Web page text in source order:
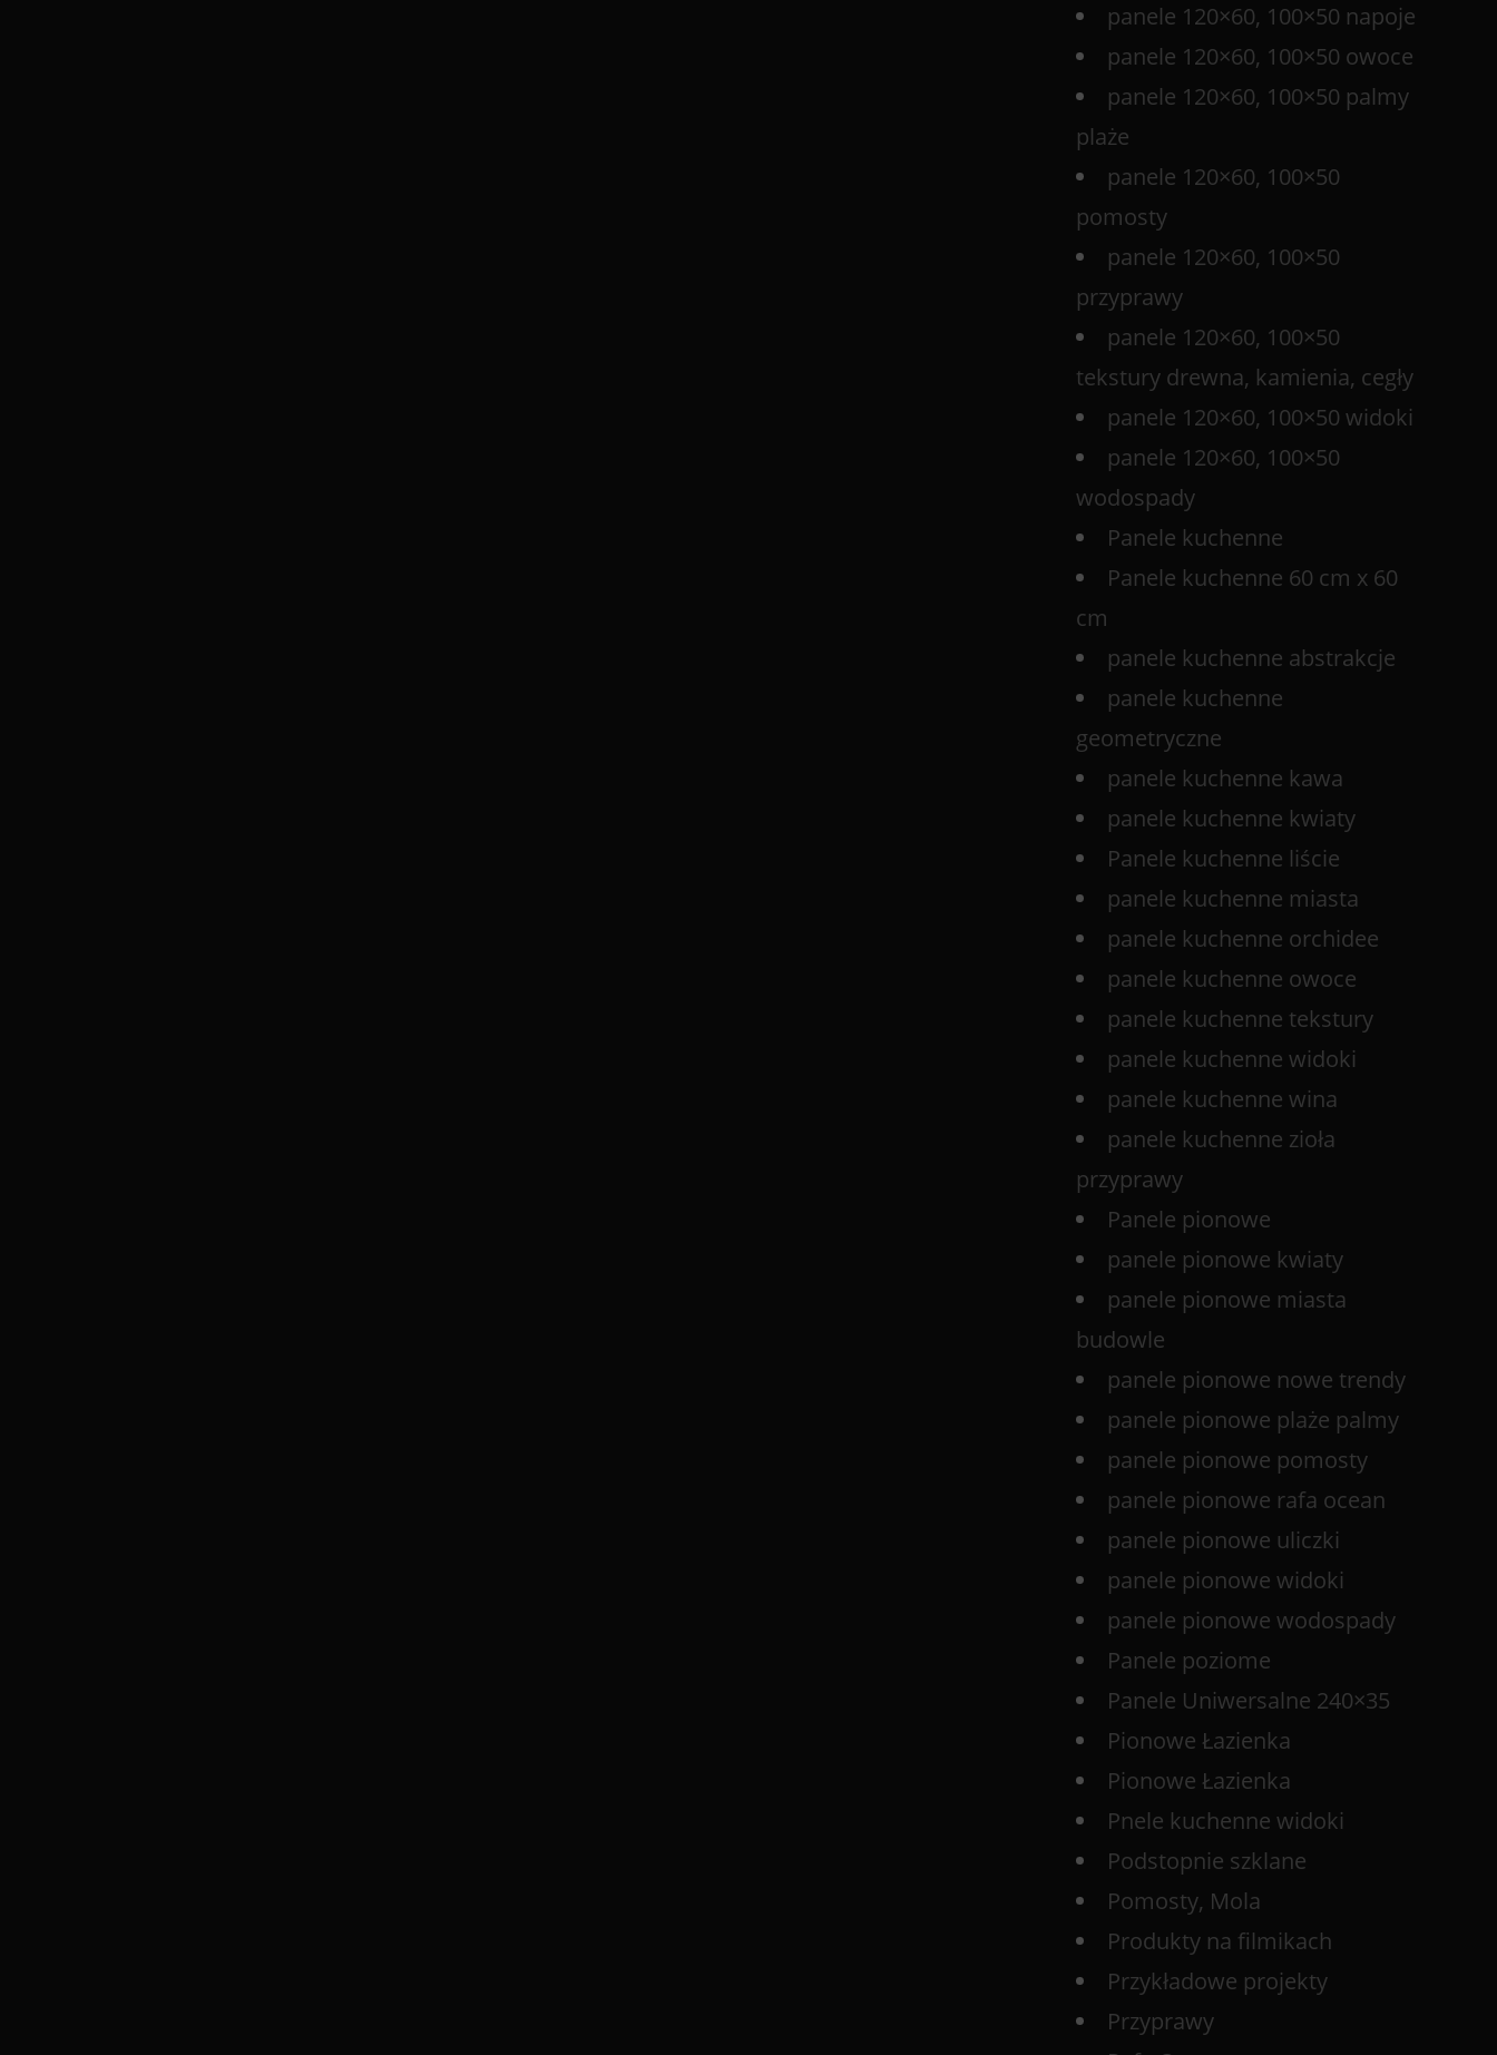
panele 120×60, 100×50 napoje
panele 120×60, 100×50 owoce
panele 120×60, 100×50 palmy
plaże
panele 120×60, 100×50
pomosty
panele 120×60, 100×50
przyprawy
panele 120×60, 100×50
tekstury drewna, kamienia, cegły
panele 120×60, 100×50 widoki
panele 120×60, 100×50
wodospady
Panele kuchenne
Panele kuchenne 60 cm x 60
cm
panele kuchenne abstrakcje
panele kuchenne
geometryczne
panele kuchenne kawa
panele kuchenne kwiaty
Panele kuchenne liście
panele kuchenne miasta
panele kuchenne orchidee
panele kuchenne owoce
panele kuchenne tekstury
panele kuchenne widoki
panele kuchenne wina
panele kuchenne zioła
przyprawy
Panele pionowe
panele pionowe kwiaty
panele pionowe miasta
budowle
panele pionowe nowe trendy
panele pionowe plaże palmy
panele pionowe pomosty
panele pionowe rafa ocean
panele pionowe uliczki
panele pionowe widoki
panele pionowe wodospady
Panele poziome
Panele Uniwersalne 240×35
Pionowe Łazienka
Pionowe Łazienka
Pnele kuchenne widoki
Podstopnie szklane
Pomosty, Mola
Produkty na filmikach
Przykładowe projekty
Przyprawy